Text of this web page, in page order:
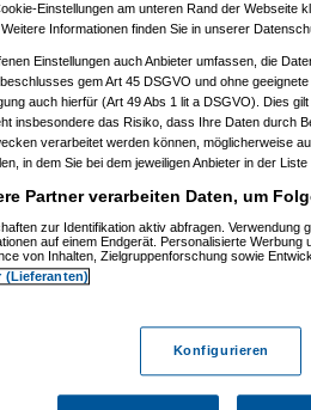
Einstellungen am unteren Rand der Webseite
Informationen finden Sie in unserer
Einstellungen auch Anbieter umfassen, die
gem Art 45 DSGVO und ohne
auch hierfür (Art 49 Abs 1 lit a DSGVO). Dies
insbesondere das Risiko, dass Ihre Daten durch
verarbeitet werden können, möglicherweise
in dem Sie bei dem jeweiligen Anbieter in der
Partner verarbeiten Daten, um
zur Identifikation aktiv abfragen. Verwendung
auf einem Endgerät. Personalisierte Werbung
von Inhalten, Zielgruppenforschung sowie
(Lieferanten)
Konfigurieren